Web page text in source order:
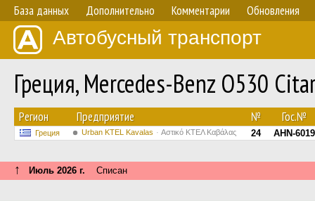
База данных Дополнительно Комментарии Обновления
Автобусный транспорт
Греция, Mercedes-Benz O530
Регион Предприятие № Гос.№
Греция Urban KTEL Kavalas Αστικό ΚΤΕΛ Καβάλας 24 AHN-6019
↑ Июль 2026 г. Списан